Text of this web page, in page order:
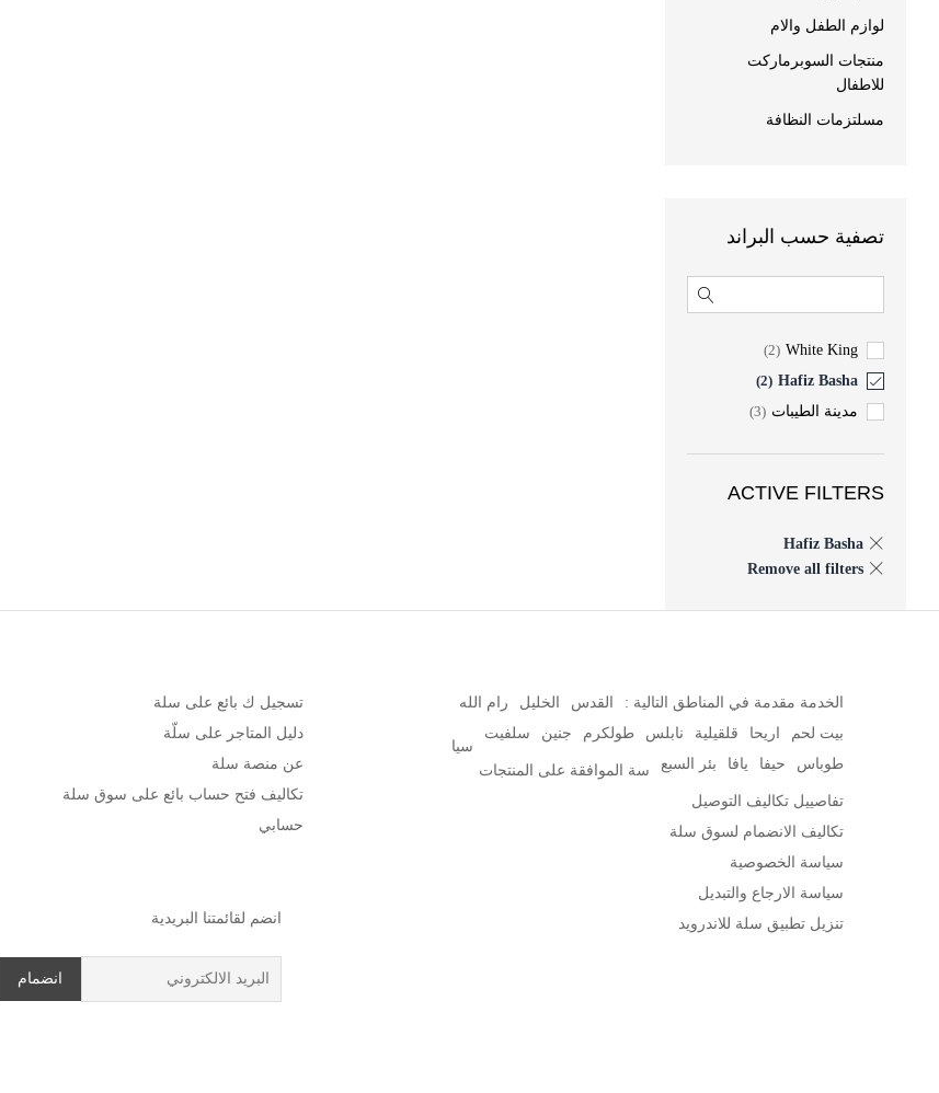
لوازم الطفل والام
منتجات السوبرماركت
للاطفال
مسلتزمات النظافة
تصفية حسب البراند
White King
(2)
Hafiz Basha
(2)
مدينة الطيبات (3)
ACTIVE FILTERS
Hafiz Basha
Remove all filters
الخدمة مقدمة في المناطق التالية : القدس الخليل
رام الله
بيت لحم
اريحا قلقيلية نابلس طولكرم جنين
سلفيت
طوباس
حيفا يافا بئر السبع
سيا
سة الموافقة على المنتجات
تفاصييل تكاليف التوصيل
تكاليف الانضمام لسوق سلة
سياسة الخصوصية
سياسة الارجاع والتبديل
تنزيل تطبيق سلة للاندرويد
تسجيل ك بائع على سلة
دليل المتاجر على سلّة
عن منصة سلة
تكاليف فتح حساب بائع على سوق سلة
حسابي
انضم لقائمتنا البريدية